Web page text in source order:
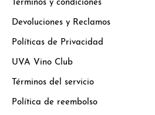
Términos y condiciones
Devoluciones y Reclamos
Políticas de Privacidad
UVA Vino Club
Términos del servicio
Política de reembolso